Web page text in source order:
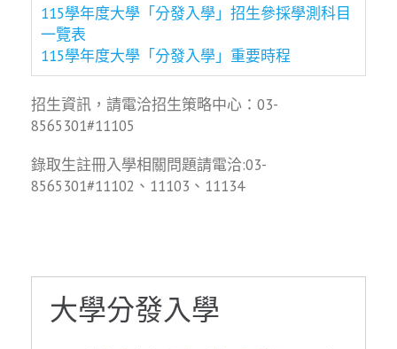
115學年度大學「分發入學」招生參採學測科目
一覽表
115學年度大學「分發入學」重要時程
招生資訊，請電洽招生策略中心：03-
8565301#11105
錄取生註冊入學相關問題請電洽:03-
8565301#11102、11103、11134
大學分發入學